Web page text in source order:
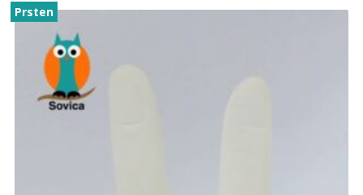
Prsten